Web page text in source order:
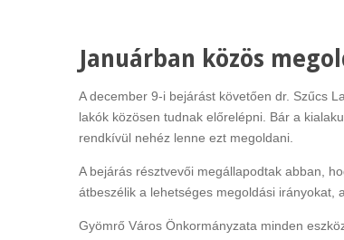
Januárban közös
A december 9-i bejárást követően dr. Szűcs
lakók közösen tudnak előrelépni. Bár a
rendkívül nehéz lenne ezt megoldani.
A bejárás résztvevői megállapodtak abban,
átbeszélik a lehetséges megoldási irányokat,
Gyömrő Város Önkormányzata minden